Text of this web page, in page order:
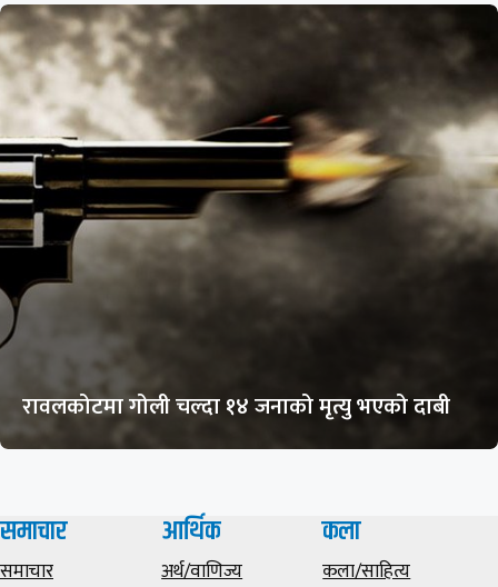
रावलकोटमा गोली चल्दा १४ जनाको मृत्यु भएको दाबी
समाचार
समाचार
आर्थिक
अर्थ/वाणिज्य
कला
कला/साहित्य